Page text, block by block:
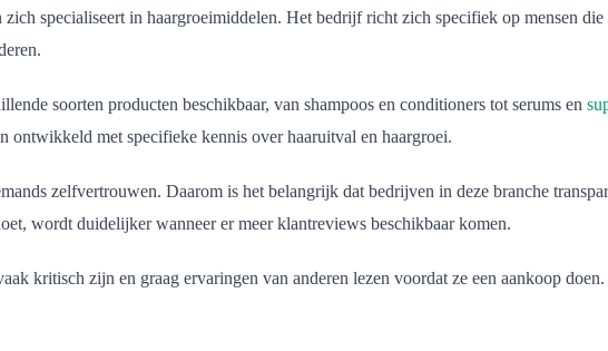
specialiseert in haargroeimiddelen. Het bedrijf richt zich specifiek op mensen
soorten producten beschikbaar, van shampoos en conditioners tot serums en
ontwikkeld met specifieke kennis over haaruitval en haargroei.
zelfvertrouwen. Daarom is het belangrijk dat bedrijven in deze branche
wordt duidelijker wanneer er meer klantreviews beschikbaar komen.
kritisch zijn en graag ervaringen van anderen lezen voordat ze een aankoop